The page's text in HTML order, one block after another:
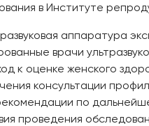
в Институте
аппаратура
врачи
к оценке женского
консультации
по
проведения